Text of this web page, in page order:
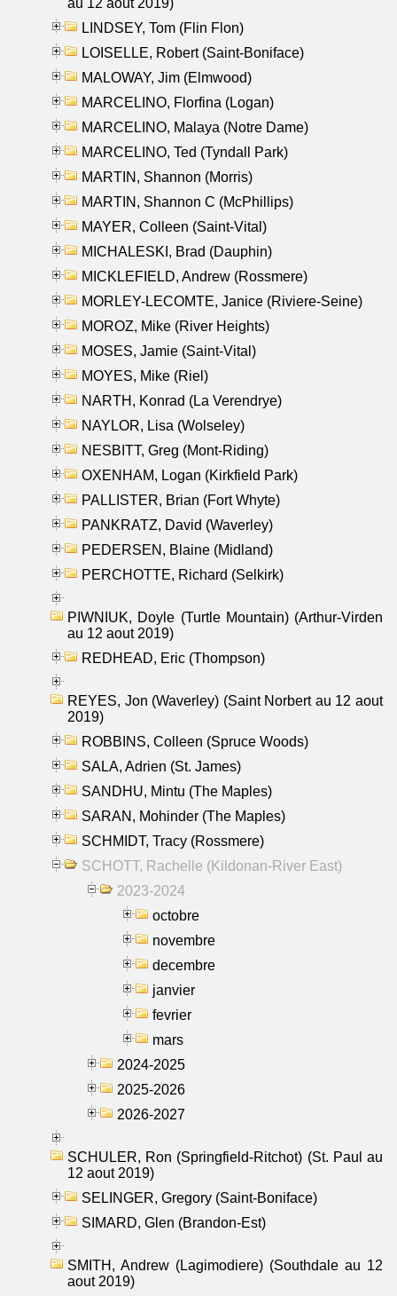
LINDSEY, Tom (Flin Flon)
LOISELLE, Robert (Saint-Boniface)
MALOWAY, Jim (Elmwood)
MARCELINO, Florfina (Logan)
MARCELINO, Malaya (Notre Dame)
MARCELINO, Ted (Tyndall Park)
MARTIN, Shannon (Morris)
MARTIN, Shannon C (McPhillips)
MAYER, Colleen (Saint-Vital)
MICHALESKI, Brad (Dauphin)
MICKLEFIELD, Andrew (Rossmere)
MORLEY-LECOMTE, Janice (Riviere-Seine)
MOROZ, Mike (River Heights)
MOSES, Jamie (Saint-Vital)
MOYES, Mike (Riel)
NARTH, Konrad (La Verendrye)
NAYLOR, Lisa (Wolseley)
NESBITT, Greg (Mont-Riding)
OXENHAM, Logan (Kirkfield Park)
PALLISTER, Brian (Fort Whyte)
PANKRATZ, David (Waverley)
PEDERSEN, Blaine (Midland)
PERCHOTTE, Richard (Selkirk)
PIWNIUK, Doyle (Turtle Mountain) (Arthur-Virden
au 12 aout 2019)
REDHEAD, Eric (Thompson)
REYES, Jon (Waverley) (Saint Norbert au 12 aout
2019)
ROBBINS, Colleen (Spruce Woods)
SALA, Adrien (St. James)
SANDHU, Mintu (The Maples)
SARAN, Mohinder (The Maples)
SCHMIDT, Tracy (Rossmere)
SCHOTT, Rachelle (Kildonan-River East)
2023-2024
octobre
novembre
decembre
janvier
fevrier
mars
2024-2025
2025-2026
2026-2027
SCHULER, Ron (Springfield-Ritchot) (St. Paul au
12 aout 2019)
SELINGER, Gregory (Saint-Boniface)
SIMARD, Glen (Brandon-Est)
SMITH, Andrew (Lagimodiere) (Southdale au 12
aout 2019)